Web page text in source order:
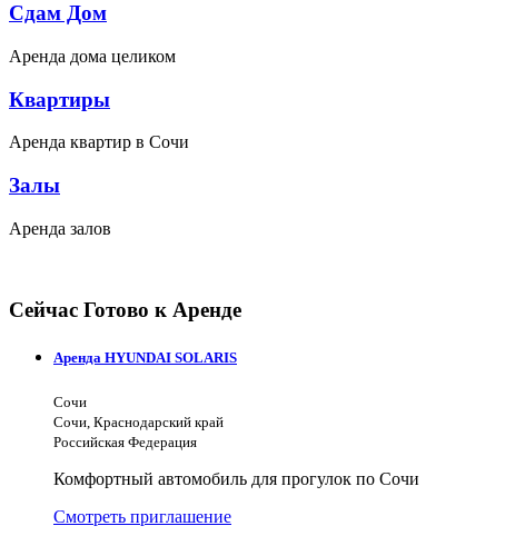
Сдам Дом
Аренда дома целиком
Квартиры
Аренда квартир в Сочи
Залы
Аренда залов
Сейчас Готово к Аренде
Аренда HYUNDAI SOLARIS
Сочи
Сочи, Краснодарский край
Российская Федерация
Комфортный автомобиль для прогулок по Сочи
Смотреть приглашение